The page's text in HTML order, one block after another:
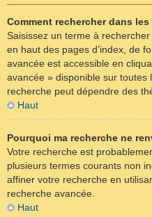
Comment rechercher dans
Saisissez un terme à
en haut des pages d’index, de
avancée est accessible en
avancée » disponible sur toutes
recherche peut dépendre des
Haut
Pourquoi ma recherche ne
Votre recherche est
plusieurs termes courants non
affiner votre recherche en
recherche avancée.
Haut